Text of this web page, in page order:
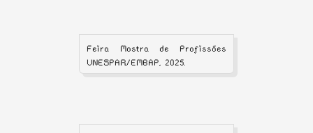
Feira Mostra de Profissões
UNESPAR/EMBAP, 2025.